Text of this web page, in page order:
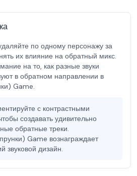
по одному персонажу за
их влияние на обратный микс.
на то, как разные звуки
в обратном направлении в
Game.
с контрастными
создавать удивительно
обратные треки.
Game вознаграждает
звуковой дизайн.